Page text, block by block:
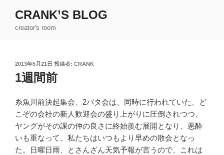
CRANK’S BLOG
creator's room
投
稿
日:
2013年5月21日 投稿者: CRANK
1週間前
糸魚川前決起集会、2バタ会は、同時に行われていた、ど
こぞの会社の新人歓迎会の盛り上がりに圧倒されつつ、
ヤングがその課の仲の良さに終始羨む展開となり、悪酔
いも重なって、私たちはいつもより早めの散会となっ
た。日曜日雨、とさんざん天気予報が言うので、これは